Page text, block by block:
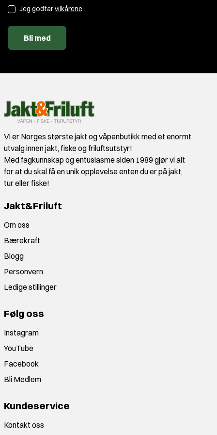
Jeg godtarvilkårene.
Bli med
Vi er Norges største jakt og våpenbutikk med et enormt
utvalg innen jakt, fiske og friluftsutstyr!
Med fagkunnskap og entusiasme siden 1989 gjør vi alt
for at du skal få en unik opplevelse enten du er på jakt,
tur eller fiske!
Jakt&Friluft
Om oss
Bærekraft
Blogg
Personvern
Ledige stillinger
Følg oss
Instagram
YouTube
Facebook
Bli Medlem
Kundeservice
Kontakt oss